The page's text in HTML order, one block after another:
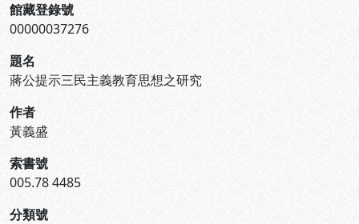
館藏登錄號
00000037276
題名
蔣公提示三民主義教育思想之研究
作者
黃義盛
索書號
005.78 4485
分類號